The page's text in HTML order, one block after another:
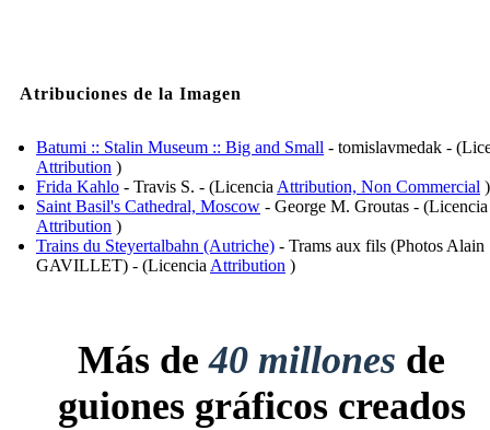
Atribuciones de la Imagen
Batumi :: Stalin Museum :: Big and Small - tomislavmedak -
Attribution )
Frida Kahlo - Travis S. - (Licencia Attribution, Non Commercial )
Saint Basil's Cathedral, Moscow - George M. Groutas - (Licencia
Attribution )
Trains du Steyertalbahn (Autriche) - Trams aux fils (Photos Alain
GAVILLET) - (Licencia Attribution )
Más de40 millones de
guiones gráficos creados